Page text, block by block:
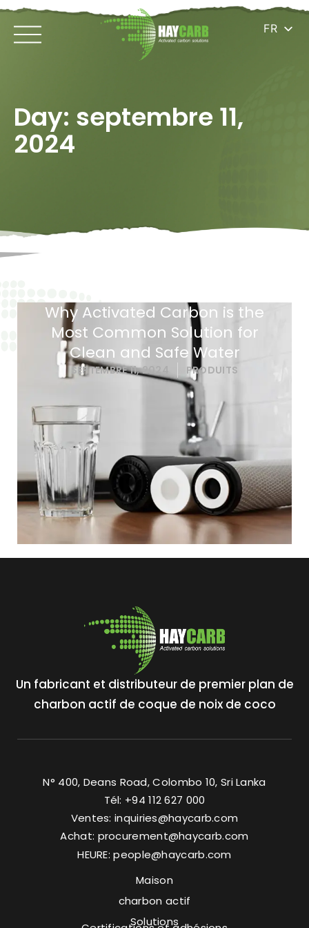
FR
Day: septembre 11,
2024
Why Activated Carbon is the
Most Common Solution for
Clean and Safe Water
SEPTEMBRE 11, 2024 PRODUITS
Un fabricant et distributeur de premier plan de
charbon actif de coque de noix de coco
N° 400, Deans Road, Colombo 10, Sri Lanka
Tél: +94 112 627 000
Ventes:inquiries@haycarb.com
Achat: procurement@haycarb.com
HEURE:people@haycarb.com
Maison
charbon actif
Solutions